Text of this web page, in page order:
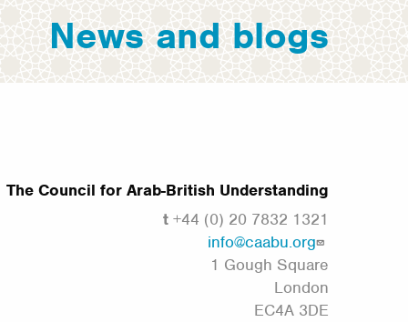
News and blogs
The Council for Arab-British Understanding
t +44 (0) 20 7832 1321
info@caabu.org
1 Gough Square
London
EC4A 3DE